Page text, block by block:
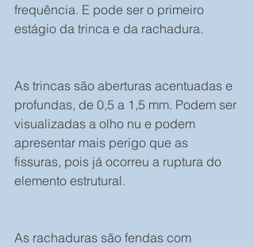
frequência. E pode ser o primeiro
estágio da trinca e da rachadura.
As trincas são aberturas acentuadas e
profundas, de 0,5 a 1,5 mm. Podem ser
visualizadas a olho nu e podem
apresentar mais perigo que as
fissuras, pois já ocorreu a ruptura do
elemento estrutural.
As rachaduras são fendas com